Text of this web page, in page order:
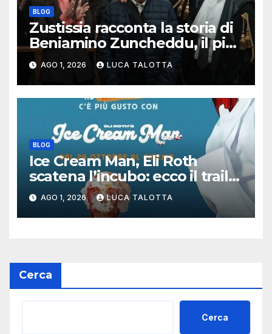
BLOG
Zustissia racconta la storia di
Beniamino Zuncheddu, il più
lungo errore giudiziario della
storia italiana
AGO 1, 2026 LUCA TALOTTA
BLOG
Ice Cream Man, Eli Roth
scatena l’incubo: ecco il trailer
italiano dell’horror più
estremo di Halloween 2026
AGO 1, 2026 LUCA TALOTTA
Cerca
Cerca